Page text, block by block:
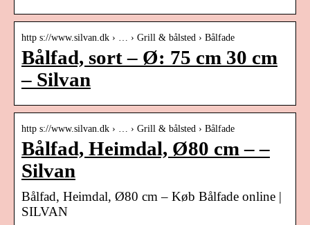
http s://www.silvan.dk › … › Grill & bålsted › Bålfade
Bålfad, sort – Ø: 75 cm 30 cm
– Silvan
http s://www.silvan.dk › … › Grill & bålsted › Bålfade
Bålfad, Heimdal, Ø80 cm – –
Silvan
Bålfad, Heimdal, Ø80 cm – Køb Bålfade online |
SILVAN